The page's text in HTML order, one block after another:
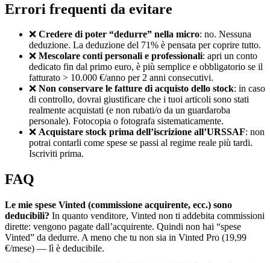
Errori frequenti da evitare
❌ Credere di poter “dedurre” nella micro: no. Nessuna
deduzione. La deduzione del 71% è pensata per coprire tutto.
❌ Mescolare conti personali e professionali: apri un conto
dedicato fin dal primo euro, è più semplice e obbligatorio se il
fatturato > 10.000 €/anno per 2 anni consecutivi.
❌ Non conservare le fatture di acquisto dello stock: in caso
di controllo, dovrai giustificare che i tuoi articoli sono stati
realmente acquistati (e non rubati/o da un guardaroba
personale). Fotocopia o fotografa sistematicamente.
❌ Acquistare stock prima dell’iscrizione all’URSSAF: non
potrai contarli come spese se passi al regime reale più tardi.
Iscriviti prima.
FAQ
Le mie spese Vinted (commissione acquirente, ecc.) sono
deducibili? In quanto venditore, Vinted non ti addebita commissioni
dirette: vengono pagate dall’acquirente. Quindi non hai “spese
Vinted” da dedurre. A meno che tu non sia in Vinted Pro (19,99
€/mese) — lì è deducibile.